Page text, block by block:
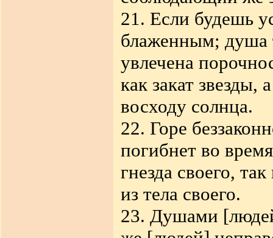
21. Если будешь
блаженным; душа
увлечена
как закат звезды,
восходу солнца.
22. Горе
погибнет во
гнезда своего,
из тела своего.
23. Душами